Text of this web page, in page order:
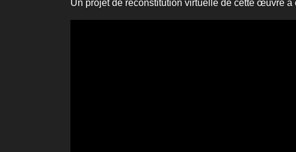
Un projet de reconstitution virtuelle de cette œuvre a